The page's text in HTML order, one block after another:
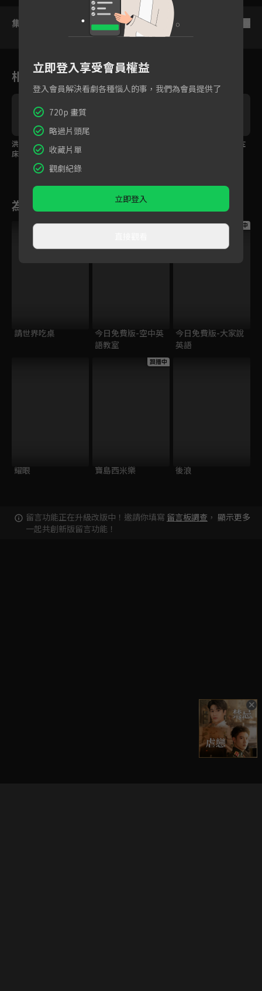
集數列表
相關花絮
洪都拉斯久違與老婆同
床，陳亞蘭用兩個字秒
點燃烈火？！
洪都拉斯、馬國賢早在
為您推薦
跟播中
請世界吃桌
跟播中
今日免費版-空中英
語教室
跟播中
今日免費版-大家說
英語
耀眼
跟播中
寶島西米樂 後浪
留言功能正在升級改版中！邀請你填寫 留言板調查 ，
一起共創新版留言功能！
顯示更多
立即登入享受會員權益
登入會員解決看劇各種惱人的事，我們為會員提供了
720p 畫質
略過片頭尾
收藏片單
觀劇紀錄
立即登入